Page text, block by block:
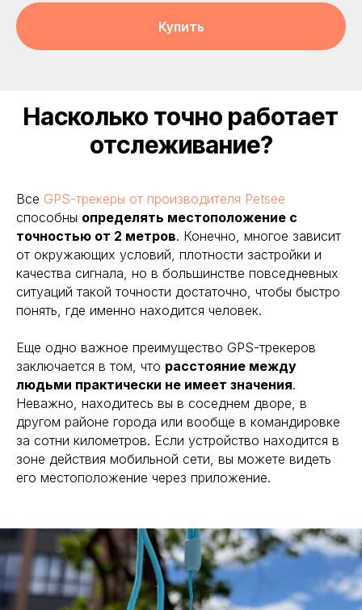
Купить
Насколько точно работает
отслеживание?
Все GPS-трекеры от производителя Petsee
способны определять местоположение с
точностью от 2 метров. Конечно, многое зависит
от окружающих условий, плотности застройки и
качества сигнала, но в большинстве повседневных
ситуаций такой точности достаточно, чтобы быстро
понять, где именно находится человек.
Еще одно важное преимущество GPS-трекеров
заключается в том, что расстояние между
людьми практически не имеет значения.
Неважно, находитесь вы в соседнем дворе, в
другом районе города или вообще в командировке
за сотни километров. Если устройство находится в
зоне действия мобильной сети, вы можете видеть
его местоположение через приложение.